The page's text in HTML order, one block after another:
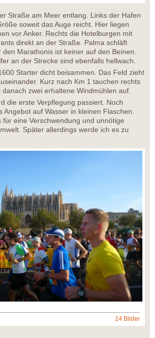
Straße am Meer entlang. Links der Hafen
soweit das Auge reicht. Hier liegen
vor Anker. Rechts die Hotelburgen mit
direkt an der Straße. Palma schläft
Marathonis ist keiner auf den Beinen.
an der Strecke sind ebenfalls hellwach.
Starter dicht beisammen. Das Feld zieht
Kurz nach Km 1 tauchen rechts
zwei erhaltene Windmühlen auf.
die erste Verpflegung passiert. Noch
Angebot auf Wasser in kleinen Flaschen.
für eine Verschwendung und unnötige
Später allerdings werde ich es zu
24 Bilder